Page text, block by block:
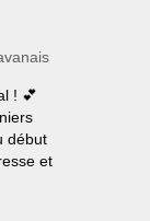
! 💕
début
et